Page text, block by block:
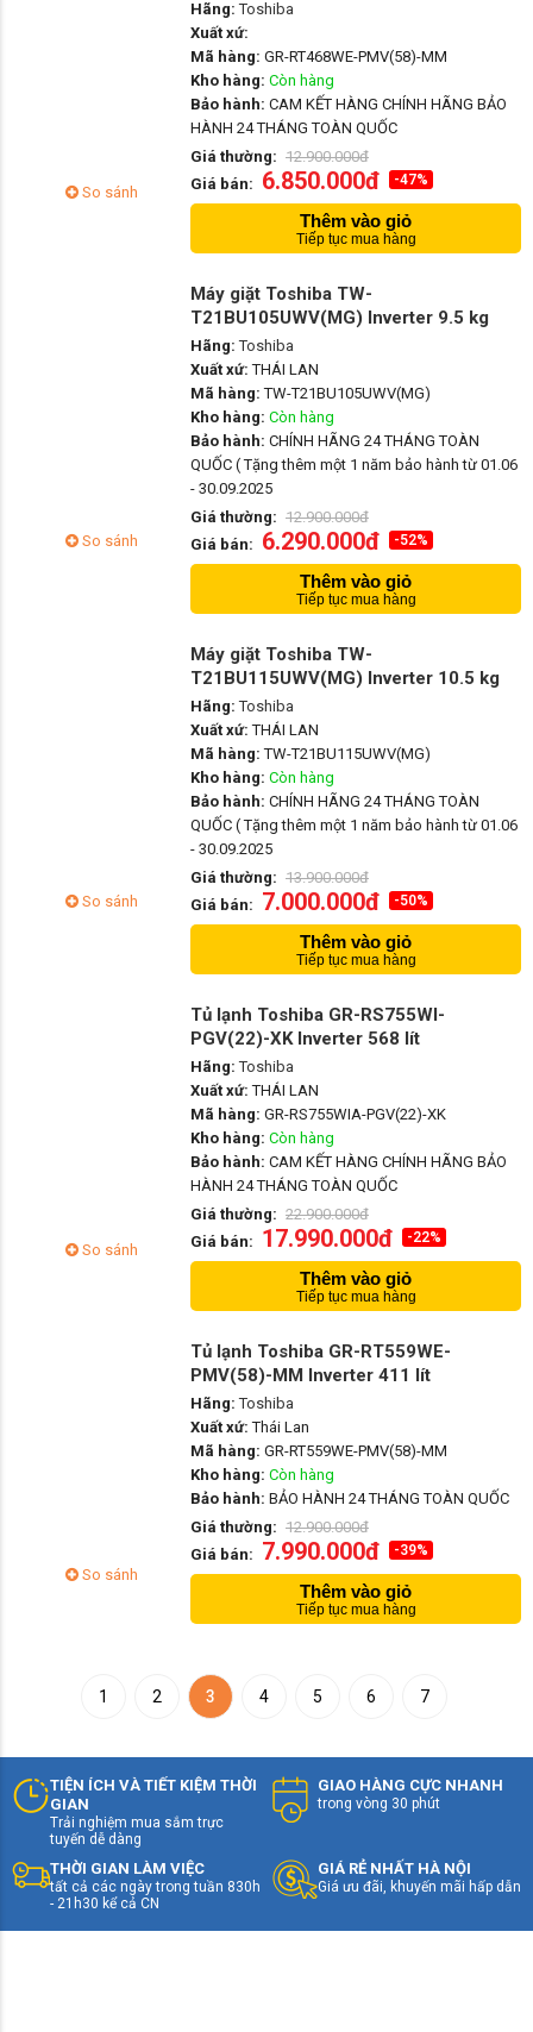
So sánh
Hãng: Toshiba
Xuất xứ:
Mã hàng: GR-RT468WE-PMV(58)-MM
Kho hàng: Còn hàng
Bảo hành: CAM KẾT HÀNG CHÍNH HÃNG BẢO
HÀNH 24 THÁNG TOÀN QUỐC
Giá thường: 12.900.000đ
Giá bán: 6.850.000đ -47%
Thêm vào giỏ
Tiếp tục mua hàng
So sánh
Máy giặt Toshiba TW-
T21BU105UWV(MG) Inverter 9.5 kg
Hãng: Toshiba
Xuất xứ: THÁI LAN
Mã hàng: TW-T21BU105UWV(MG)
Kho hàng: Còn hàng
Bảo hành: CHÍNH HÃNG 24 THÁNG TOÀN
QUỐC ( Tặng thêm một 1 năm bảo hành từ 01.06
- 30.09.2025
Giá thường: 12.900.000đ
Giá bán: 6.290.000đ -52%
Thêm vào giỏ
Tiếp tục mua hàng
So sánh
Máy giặt Toshiba TW-
T21BU115UWV(MG) Inverter 10.5 kg
Hãng: Toshiba
Xuất xứ: THÁI LAN
Mã hàng: TW-T21BU115UWV(MG)
Kho hàng: Còn hàng
Bảo hành: CHÍNH HÃNG 24 THÁNG TOÀN
QUỐC ( Tặng thêm một 1 năm bảo hành từ 01.06
- 30.09.2025
Giá thường: 13.900.000đ
Giá bán: 7.000.000đ -50%
Thêm vào giỏ
Tiếp tục mua hàng
So sánh
Tủ lạnh Toshiba GR-RS755WI-
PGV(22)-XK Inverter 568 lít
Hãng: Toshiba
Xuất xứ: THÁI LAN
Mã hàng: GR-RS755WIA-PGV(22)-XK
Kho hàng: Còn hàng
Bảo hành: CAM KẾT HÀNG CHÍNH HÃNG BẢO
HÀNH 24 THÁNG TOÀN QUỐC
Giá thường: 22.900.000đ
Giá bán: 17.990.000đ -22%
Thêm vào giỏ
Tiếp tục mua hàng
So sánh
Tủ lạnh Toshiba GR-RT559WE-
PMV(58)-MM Inverter 411 lít
Hãng: Toshiba
Xuất xứ: Thái Lan
Mã hàng: GR-RT559WE-PMV(58)-MM
Kho hàng: Còn hàng
Bảo hành: BẢO HÀNH 24 THÁNG TOÀN QUỐC
Giá thường: 12.900.000đ
Giá bán: 7.990.000đ -39%
Thêm vào giỏ
Tiếp tục mua hàng
1 2 3 4 5 6 7
TIỆN ÍCH VÀ TIẾT KIỆM THỜI
GIAN
Trải nghiệm mua sắm trực
tuyến dễ dàng
GIAO HÀNG CỰC NHANH
trong vòng 30 phút
THỜI GIAN LÀM VIỆC
tất cả các ngày trong tuần 830h
- 21h30 kể cả CN
GIÁ RẺ NHẤT HÀ NỘI
Giá ưu đãi, khuyến mãi hấp dẫn